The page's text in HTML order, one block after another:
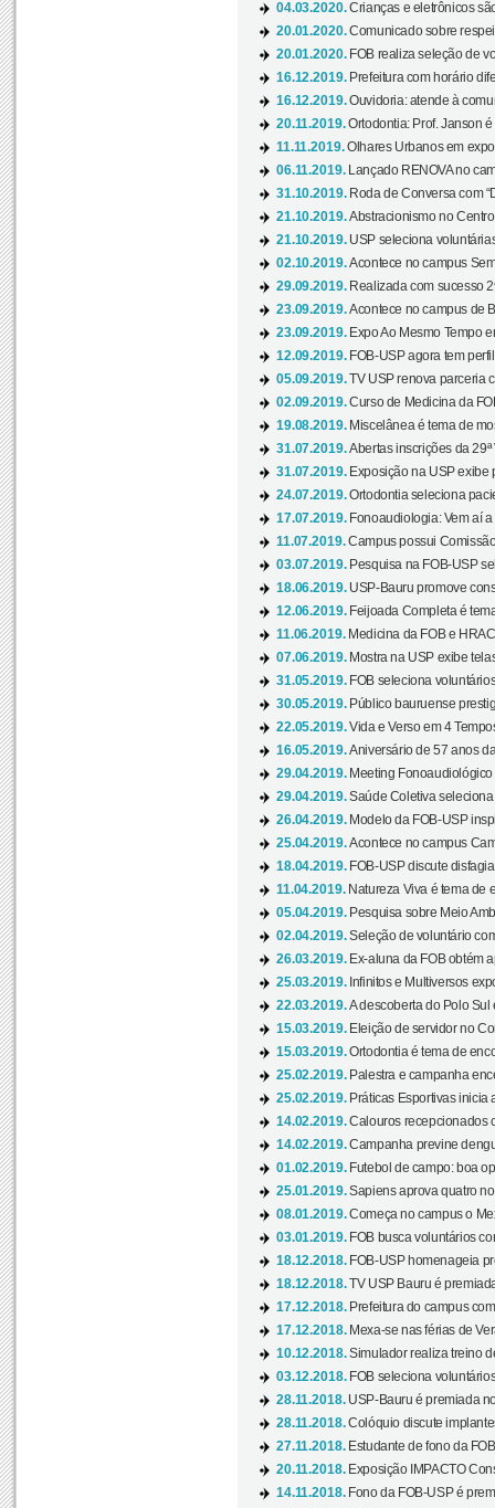
04.03.2020.Crianças e eletrônicos
20.01.2020.Comunicado sobre
20.01.2020. FOB realiza seleção de
16.12.2019. Prefeitura com horário
16.12.2019.Ouvidoria: atende à
20.11.2019.Ortodontia: Prof. Janson
11.11.2019.Olhares Urbanos em
06.11.2019.
Lançado RENOVA no
31.10.2019. Roda de Conversa com
21.10.2019.Abstracionismo no
21.10.2019. USP seleciona
02.10.2019.Acontece no campus
29.09.2019. Realizada com sucesso
23.09.2019.Acontece no campus de
23.09.2019. Expo Ao Mesmo Tempo
12.09.2019. FOB-USP agora tem
05.09.2019.TV USP renova parceria
02.09.2019.Curso de Medicina da
19.08.2019. Miscelânea é tema de
31.07.2019.Abertas inscrições da 29ª
31.07.2019. Exposição na USP exibe
24.07.2019.Ortodontia seleciona
17.07.2019. Fonoaudiologia: Vem aí
11.07.2019.Campus possui
03.07.2019. Pesquisa na FOB-USP
18.06.2019. USP-Bauru promove
12.06.2019. Feijoada Completa é
11.06.2019. Medicina da FOB e
07.06.2019. Mostra na USP exibe
31.05.2019. FOB seleciona
30.05.2019. Público bauruense
22.05.2019.Vida e Verso em 4
16.05.2019.Aniversário de 57 anos
29.04.2019. Meeting
29.04.2019.Saúde Coletiva
26.04.2019. Modelo da FOB-USP
25.04.2019.Acontece no campus
18.04.2019. FOB-USP discute
11.04.2019. Natureza Viva é tema de
05.04.2019. Pesquisa sobre Meio
02.04.2019.Seleção de voluntário
26.03.2019. Ex-aluna da FOB obtém
25.03.2019. Infinitos e Multiversos
22.03.2019.A descoberta do Polo Sul
15.03.2019. Eleição de servidor no
15.03.2019.Ortodontia é tema de
25.02.2019. Palestra e campanha
25.02.2019. Práticas Esportivas inicia
14.02.2019.Calouros recepcionados
14.02.2019.Campanha previne
01.02.2019. Futebol de campo: boa
25.01.2019.Sapiens aprova quatro
08.01.2019.Começa no campus o
03.01.2019. FOB busca voluntários
18.12.2018. FOB-USP homenageia
18.12.2018.TV USP Bauru é
17.12.2018. Prefeitura do campus
17.12.2018. Mexa-se nas férias de
10.12.2018.Simulador realiza treino
03.12.2018. FOB seleciona
28.11.2018. USP-Bauru é premiada
28.11.2018.Colóquio discute
27.11.2018. Estudante de fono da
20.11.2018. Exposição IMPACTO
14.11.2018. Fono da FOB-USP é